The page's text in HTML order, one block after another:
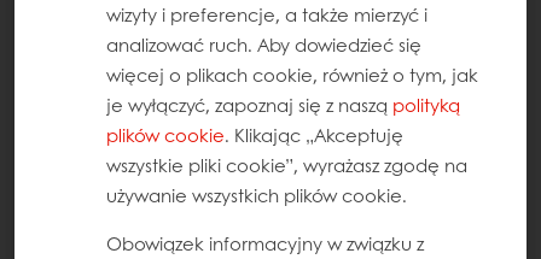
wizyty i preferencje, a także mierzyć i
analizować ruch. Aby dowiedzieć się
więcej o plikach cookie, również o tym, jak
je wyłączyć, zapoznaj się z naszą polityką
plików cookie. Klikając „Akceptuję
wszystkie pliki cookie”, wyrażasz zgodę na
używanie wszystkich plików cookie.
Obowiązek informacyjny w związku z